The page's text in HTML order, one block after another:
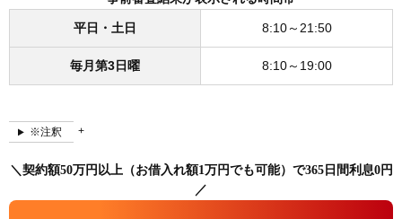
平日・土日 8:10～21:50
毎月第3日曜 8:10～19:00
※注釈
＼契約額50万円以上（お借入れ額1万円でも可能）で365日間利息0円
／